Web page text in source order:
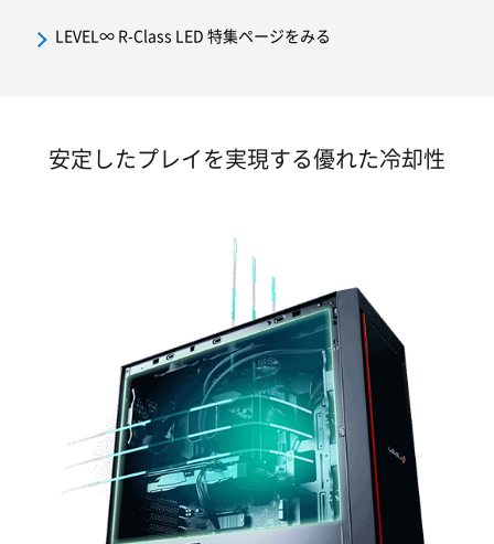
LEVEL∞ R-Class LED 特集ページをみる
安定したプレイを実現する優れた冷却性